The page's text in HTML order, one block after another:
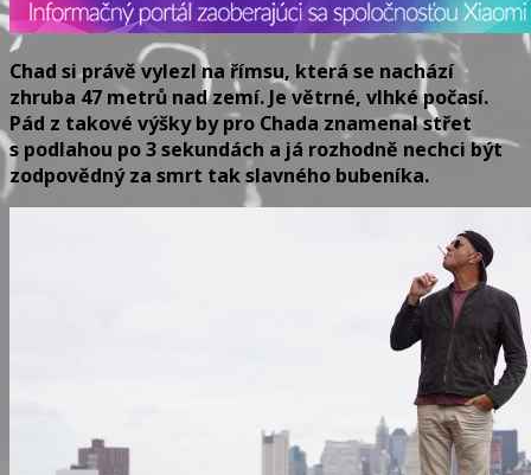
Chad si právě vylezl na římsu, která se nachází
zhruba 47 metrů nad zemí. Je větrné, vlhké počasí.
Pád z takové výšky by pro Chada znamenal střet
s podlahou po 3 sekundách a já rozhodně nechci být
zodpovědný za smrt tak slavného bubeníka.